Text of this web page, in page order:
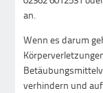
an.
Wenn es darum
verhindern und